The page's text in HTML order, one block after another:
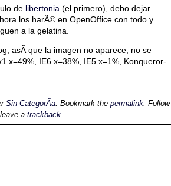
de libertonia (el primero), debo dejar
los harÃ© en OpenOffice con todo y
a la gelatina.
asÃ­ que la imagen no aparece, no se
IE6.x=38%, IE5.x=1%, Konqueror-
Sin CategorÃ­a. Bookmark thepermalink. Follow
a trackback.